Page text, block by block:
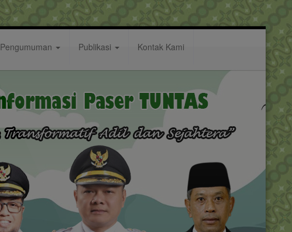
Pengumuman Publikasi Kontak Kami